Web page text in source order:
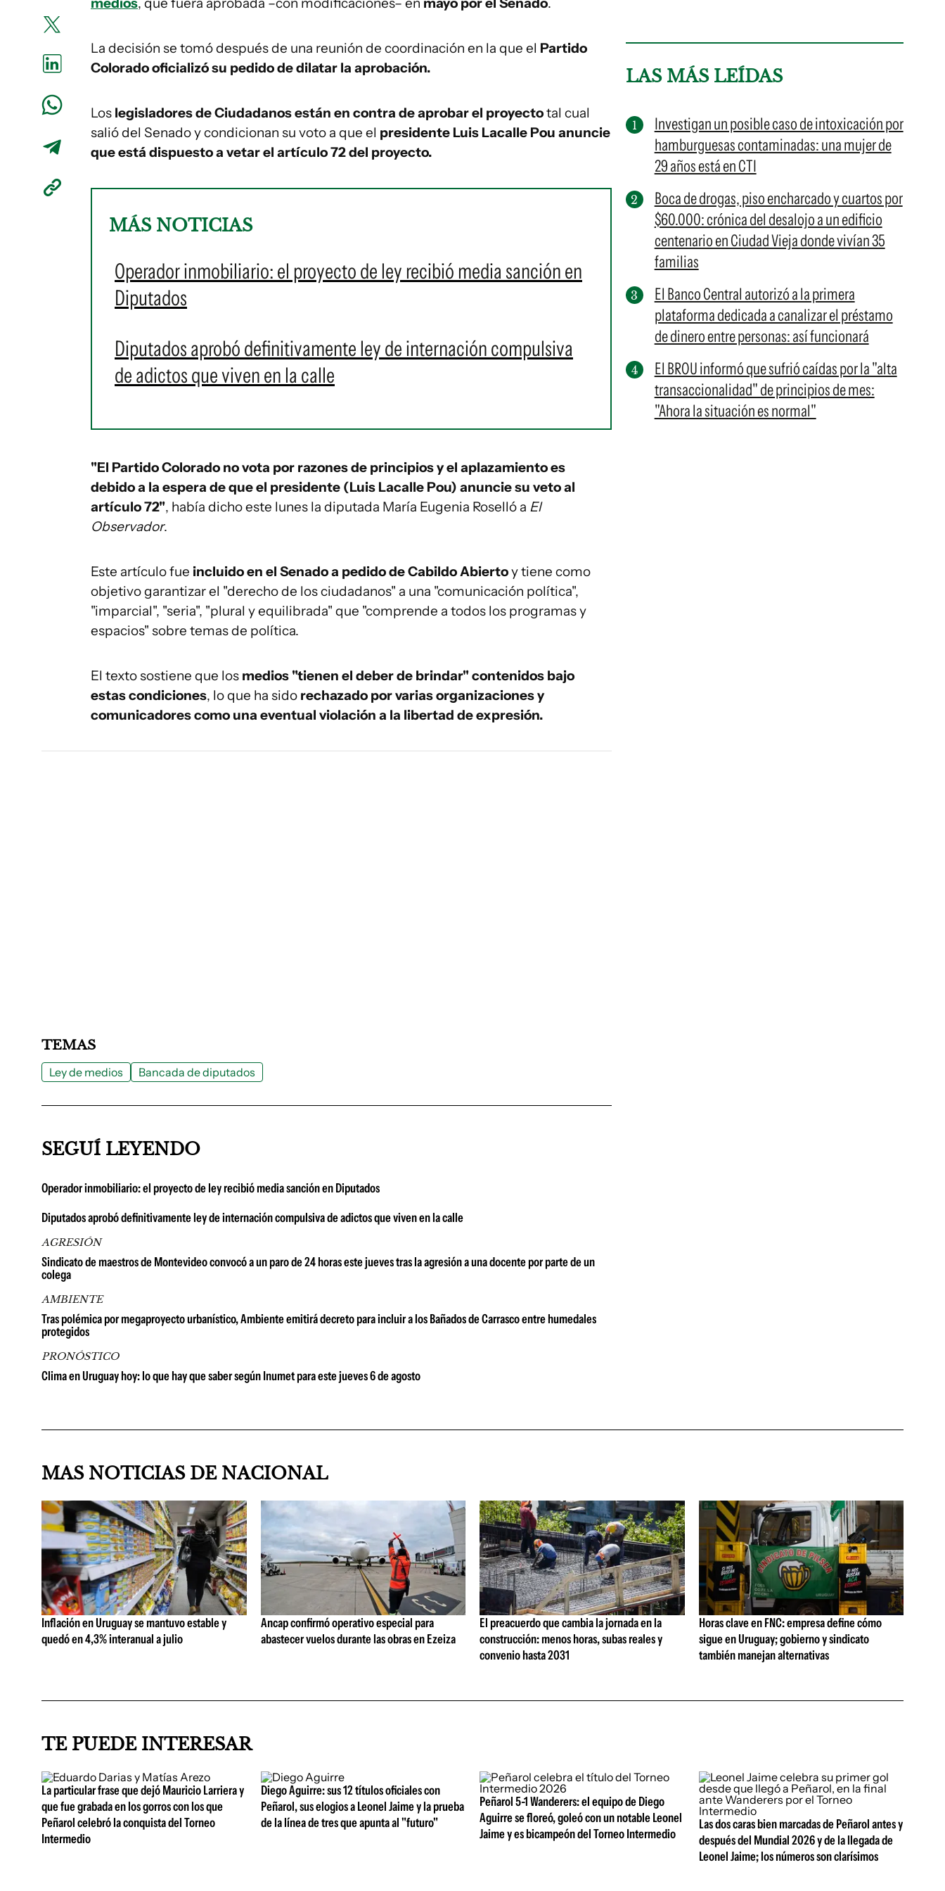
La decisión se tomó después de una reunión de coordinación en la que el Partido
Colorado oficializó su pedido de dilatar la aprobación.
Los legisladores de Ciudadanos están en contra de aprobar el proyectotal cual
salió del Senado y condicionan su voto a que el presidente Luis Lacalle Pou anuncie
que está dispuesto a vetar el artículo 72 del proyecto.
MÁS NOTICIAS
Operador inmobiliario: el proyecto de ley recibió media sanción en
Diputados
Diputados aprobó definitivamente ley de internación compulsiva
de adictos que viven en la calle
"El Partido Colorado no vota por razones de principios y el aplazamiento es
debido a la espera de que el presidente (Luis Lacalle Pou) anuncie su veto al
artículo 72", había dicho este lunes la diputada María Eugenia Roselló a El
Observador.
Este artículo fue incluido en el Senado a pedido de Cabildo Abiertoy tiene como
objetivo garantizar el "derecho de los ciudadanos" a una "comunicación política",
"imparcial", "seria", "plural y equilibrada" que "comprende a todos los programas y
espacios" sobre temas de política.
El texto sostiene que los medios "tienen el deber de brindar" contenidos bajo
estas condiciones, lo que ha sido rechazado por varias organizaciones y
comunicadores como una eventual violación a la libertad de expresión.
LAS MÁS LEÍDAS
Investigan un posible caso de intoxicación por
hamburguesas contaminadas: una mujer de
29 años está en CTI
Boca de drogas, piso encharcado y cuartos por
$60.000: crónica del desalojo a un edificio
centenario en Ciudad Vieja donde vivían 35
familias
El Banco Central autorizó a la primera
plataforma dedicada a canalizar el préstamo
de dinero entre personas: así funcionará
El BROU informó que sufrió caídas por la "alta
transaccionalidad" de principios de mes:
"Ahora la situación es normal"
TEMAS
Ley de medios Bancada de diputados
SEGUÍ LEYENDO
Operador inmobiliario: el proyecto de ley recibió media sanción en Diputados
Diputados aprobó definitivamente ley de internación compulsiva de adictos que viven en la calle
AGRESIÓN
Sindicato de maestros de Montevideo convocó a un paro de 24 horas este jueves tras la agresión a una docente por parte de un
colega
AMBIENTE
Tras polémica por megaproyecto urbanístico, Ambiente emitirá decreto para incluir a los Bañados de Carrasco entre humedales
protegidos
PRONÓSTICO
Clima en Uruguay hoy: lo que hay que saber según Inumet para este jueves 6 de agosto
MAS NOTICIAS DE NACIONAL
Inflación en Uruguay se mantuvo estable y
quedó en 4,3% interanual a julio
Ancap confirmó operativo especial para
abastecer vuelos durante las obras en Ezeiza
El preacuerdo que cambia la jornada en la
construcción: menos horas, subas reales y
convenio hasta 2031
Horas clave en FNC: empresa define cómo
sigue en Uruguay; gobierno y sindicato
también manejan alternativas
TE PUEDE INTERESAR
La particular frase que dejó Mauricio Larriera y
que fue grabada en los gorros con los que
Peñarol celebró la conquista del Torneo
Intermedio
Diego Aguirre: sus 12 títulos oficiales con
Peñarol, sus elogios a Leonel Jaime y la prueba
de la línea de tres que apunta al "futuro"
Peñarol 5-1 Wanderers: el equipo de Diego
Aguirre se floreó, goleó con un notable Leonel
Jaime y es bicampeón del Torneo Intermedio
Las dos caras bien marcadas de Peñarol antes y
después del Mundial 2026 y de la llegada de
Leonel Jaime; los números son clarísimos